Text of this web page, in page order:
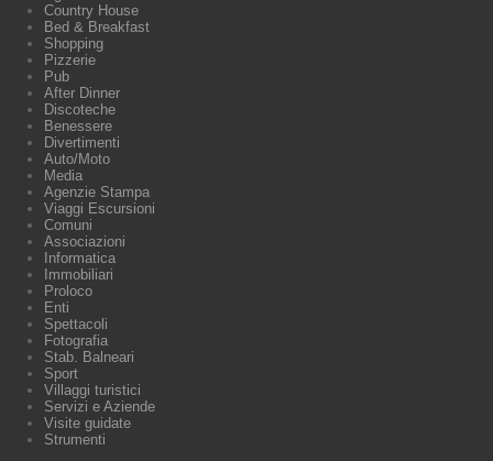
Country House
Bed & Breakfast
Shopping
Pizzerie
Pub
After Dinner
Discoteche
Benessere
Divertimenti
Auto/Moto
Media
Agenzie Stampa
Viaggi Escursioni
Comuni
Associazioni
Informatica
Immobiliari
Proloco
Enti
Spettacoli
Fotografia
Stab. Balneari
Sport
Villaggi turistici
Servizi e Aziende
Visite guidate
Strumenti